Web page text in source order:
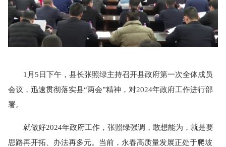
1月5日下午，县长张照绿主持召开县政府第一次全体成员
会议，迅速贯彻落实县“两会”精神，对2024年政府工作进行部
署。
就做好2024年政府工作，张照绿强调，敢想能为，就是要
思路再开拓、办法再多元。当前，永春高质量发展正处于爬坡